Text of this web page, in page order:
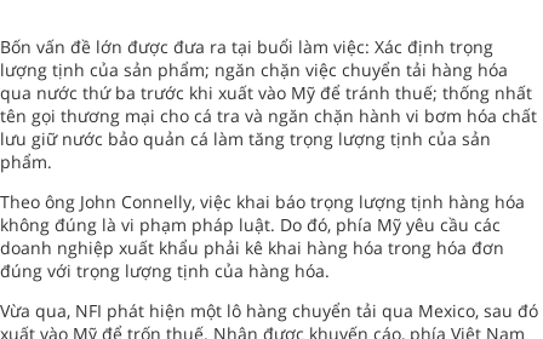
Bốn vấn đề lớn được đưa ra tại buổi làm việc: Xác định trọng
lượng tịnh của sản phẩm; ngăn chặn việc chuyển tải hàng hóa
qua nước thứ ba trước khi xuất vào Mỹ để tránh thuế; thống nhất
tên gọi thương mại cho cá tra và ngăn chặn hành vi bơm hóa chất
lưu giữ nước bảo quản cá làm tăng trọng lượng tịnh của sản
phẩm.
Theo ông John Connelly, việc khai báo trọng lượng tịnh hàng hóa
không đúng là vi phạm pháp luật. Do đó, phía Mỹ yêu cầu các
doanh nghiệp xuất khẩu phải kê khai hàng hóa trong hóa đơn
đúng với trọng lượng tịnh của hàng hóa.
Vừa qua, NFI phát hiện một lô hàng chuyển tải qua Mexico, sau đó
xuất vào Mỹ để trốn thuế. Nhận được khuyến cáo, phía Việt Nam